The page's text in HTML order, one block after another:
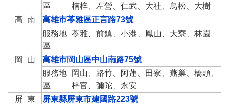
區
楠梓、左營、仁武、大社、鳥松、大樹
高 南
高雄市苓雅區正言路73號
服務地
區
苓雅、前鎮、小港、鳳山、大寮、林園
岡 山
高雄市岡山區中山南路75號
服務地
區
岡山、路竹、阿蓮、田寮、燕巢、橋頭、
梓官、彌陀、永安
屏 東
屏東縣屏東市建國路223號